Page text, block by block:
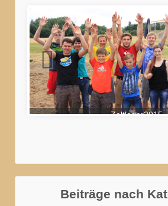
Zeltlager2015
Beiträge nach